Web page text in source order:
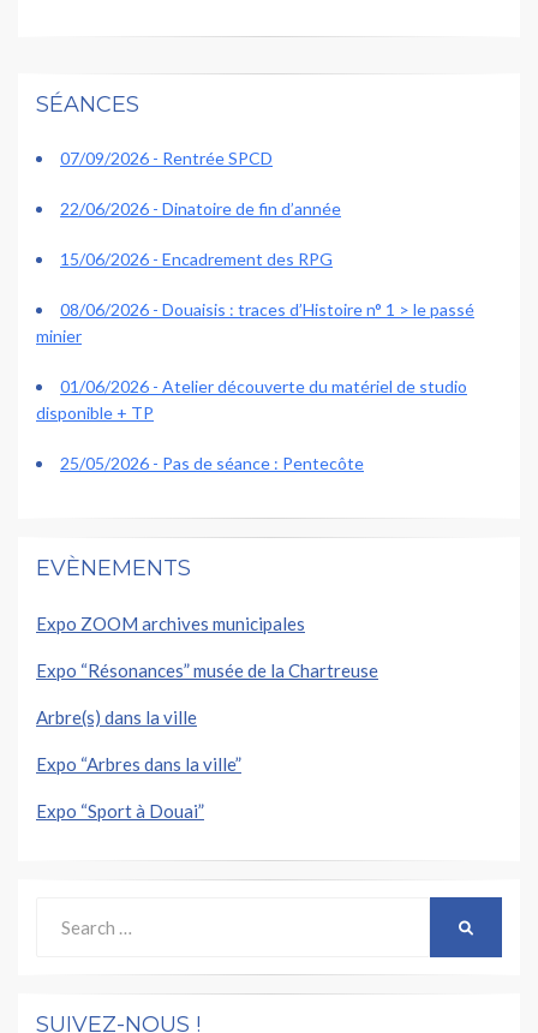
SÉANCES
07/09/2026 - Rentrée SPCD
22/06/2026 - Dinatoire de fin d’année
15/06/2026 - Encadrement des RPG
08/06/2026 - Douaisis : traces d’Histoire n° 1 > le passé
minier
01/06/2026 - Atelier découverte du matériel de studio
disponible + TP
25/05/2026 - Pas de séance : Pentecôte
EVÈNEMENTS
Expo ZOOM archives municipales
Expo “Résonances” musée de la Chartreuse
Arbre(s) dans la ville
Expo “Arbres dans la ville”
Expo “Sport à Douai”
for:
SUIVEZ-NOUS !